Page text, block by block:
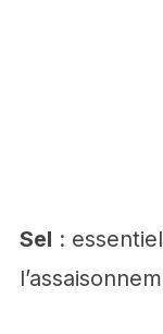
Sel :